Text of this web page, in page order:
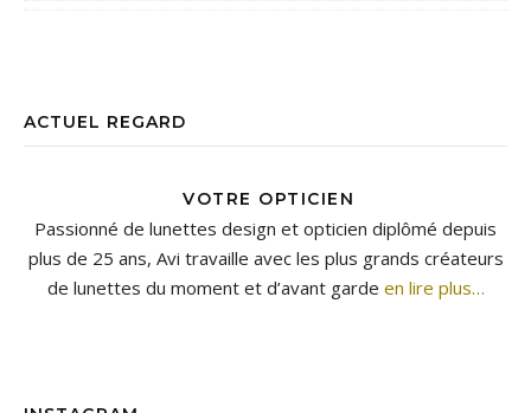
ACTUEL REGARD
VOTRE OPTICIEN
Passionné de lunettes design et opticien diplômé depuis
plus de 25 ans, Avi travaille avec les plus grands créateurs
de lunettes du moment et d’avant garde en lire plus…